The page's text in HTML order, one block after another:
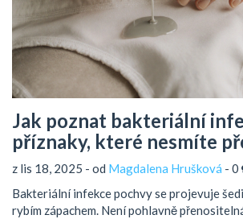
Jak poznat bakteriální
příznaky, které nesmíte
z lis 18, 2025 - od Magdalena Hrušková - 0
Bakteriální infekce pochvy se projevuje
rybím zápachem. Není pohlavně